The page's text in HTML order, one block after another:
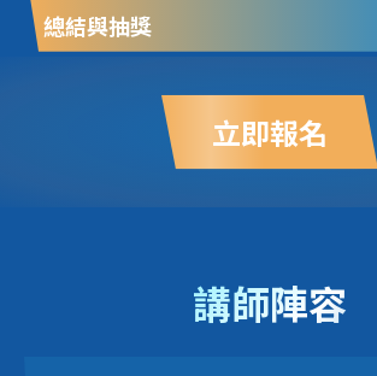
總結與抽獎
立即報名
講師陣容